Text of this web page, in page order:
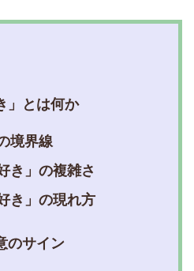
」とは何か
境界線
き」の複雑さ
き」の現れ方
のサイン